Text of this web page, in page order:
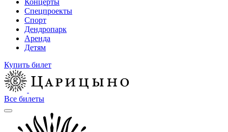
Концерты
Спецпроекты
Спорт
Дендропарк
Аренда
Детям
Купить билет
Все билеты